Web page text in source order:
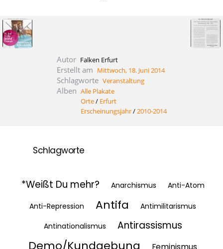
Autor Falken Erfurt
Erstellt am Mittwoch, 18. Juni 2014
Schlagworte Veranstaltung
Alben Alle Plakate
Orte/ Erfurt
Erscheinungsjahr/2010-2014
Schlagworte
*Weißt Du mehr? Anarchismus Anti-Atom
Anti-Repression Antifa
Antimilitarismus
Antinationalismus
Antirassismus
Demo/Kundgebung Feminismus